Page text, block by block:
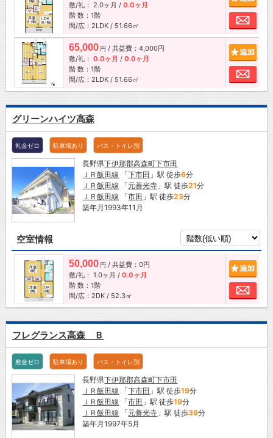
敷/礼： 2.0ヶ月 / 0.0ヶ月
階 数：1階
間/広：2LDK / 51.66㎡
お
65,000 円 / 共益費：4,000円
敷/礼： 0.0ヶ月 / 0.0ヶ月
階 数：1階
間/広：2LDK / 51.66㎡
お
グリーンハイツ高森
礼金ゼロ 駐車場あり バス・トイレ別
長野県下伊那郡高森町下市田
ＪＲ飯田線 「下市田 」駅 徒歩6分
ＪＲ飯田線 「元善光寺 」駅 徒歩21分
ＪＲ飯田線 「市田 」駅 徒歩23分
築年月1993年11月
空室情報
50,000 円 / 共益費：0円
敷/礼： 1.0ヶ月 / 0.0ヶ月
階 数：1階
間/広：2DK / 52.3㎡
お
フレグランス高森 Ｂ
敷金ゼロ 駐車場あり バス・トイレ別
長野県下伊那郡高森町下市田
ＪＲ飯田線 「下市田 」駅 徒歩19分
ＪＲ飯田線 「市田 」駅 徒歩19分
ＪＲ飯田線 「元善光寺 」駅 徒歩39分
築年月1997年5月